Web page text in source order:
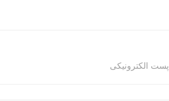
پست الکترونیکی